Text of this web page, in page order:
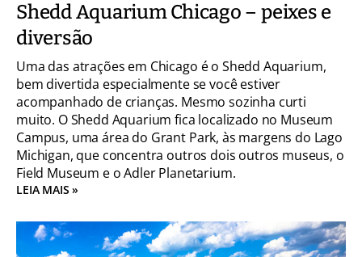
Shedd Aquarium Chicago – peixes e
diversão
Uma das atrações em Chicago é o Shedd Aquarium,
bem divertida especialmente se você estiver
acompanhado de crianças. Mesmo sozinha curti
muito. O Shedd Aquarium fica localizado no Museum
Campus, uma área do Grant Park, às margens do Lago
Michigan, que concentra outros dois outros museus, o
Field Museum e o Adler Planetarium.
LEIA MAIS »